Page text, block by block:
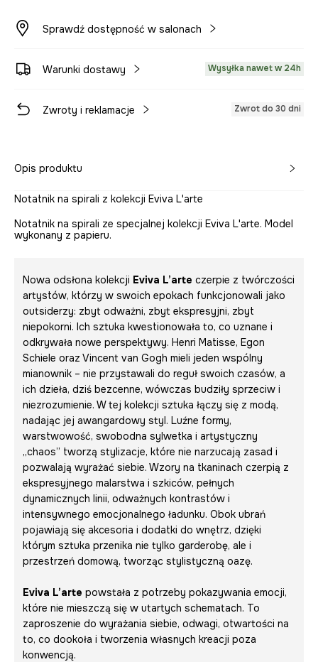
Sprawdź dostępność w salonach
Warunki dostawy Wysyłka nawet w 24h
Zwroty i reklamacje Zwrot do 30 dni
Opis produktu
Notatnik na spirali z kolekcji Eviva L'arte
Notatnik na spirali ze specjalnej kolekcji Eviva L'arte. Model
wykonany z papieru.
Nowa odsłona kolekcji Eviva L’arte czerpie z twórczości
artystów, którzy w swoich epokach funkcjonowali jako
outsiderzy: zbyt odważni, zbyt ekspresyjni, zbyt
niepokorni. Ich sztuka kwestionowała to, co uznane i
odkrywała nowe perspektywy. Henri Matisse, Egon
Schiele oraz Vincent van Gogh mieli jeden wspólny
mianownik – nie przystawali do reguł swoich czasów, a
ich dzieła, dziś bezcenne, wówczas budziły sprzeciw i
niezrozumienie. W tej kolekcji sztuka łączy się z modą,
nadając jej awangardowy styl. Luźne formy,
warstwowość, swobodna sylwetka i artystyczny
„chaos” tworzą stylizacje, które nie narzucają zasad i
pozwalają wyrażać siebie. Wzory na tkaninach czerpią z
ekspresyjnego malarstwa i szkiców, pełnych
dynamicznych linii, odważnych kontrastów i
intensywnego emocjonalnego ładunku. Obok ubrań
pojawiają się akcesoria i dodatki do wnętrz, dzięki
którym sztuka przenika nie tylko garderobę, ale i
przestrzeń domową, tworząc stylistyczną oazę.
Eviva L’arte powstała z potrzeby pokazywania emocji,
które nie mieszczą się w utartych schematach. To
zaproszenie do wyrażania siebie, odwagi, otwartości na
to, co dookoła i tworzenia własnych kreacji poza
konwencją.